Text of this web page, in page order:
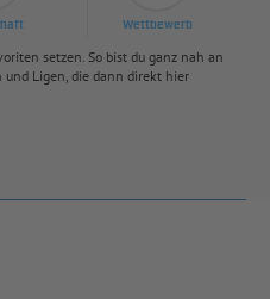
Wettbewerb
setzen. So bist du ganz nah an
Ligen, die dann direkt hier